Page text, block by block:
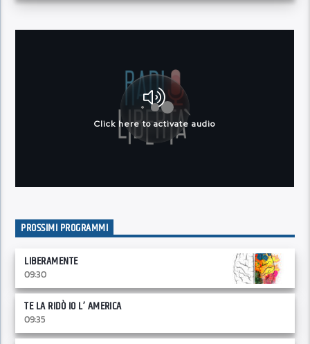
PROSSIMI PROGRAMMI
LIBERAMENTE
09:30
TE LA RIDÒ IO L’ AMERICA
09:35